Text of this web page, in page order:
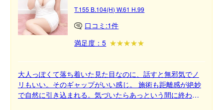
T.155 B.104(H) W.61 H.99
口コミ:1件
満足度：5
大人っぽくて落ち着いた見た目なのに、話すと無邪気でノ
リもいい。そのギャップがいい感じ。 施術も距離感が絶妙
で自然に引き込まれる。気づいたらあっという間に終わっ